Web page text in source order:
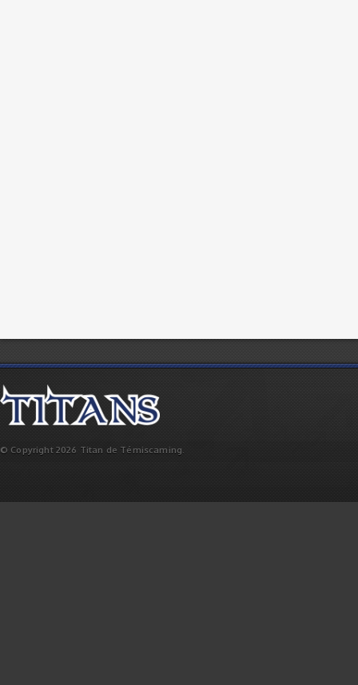
© Copyright 2026 Titan de Témiscaming.